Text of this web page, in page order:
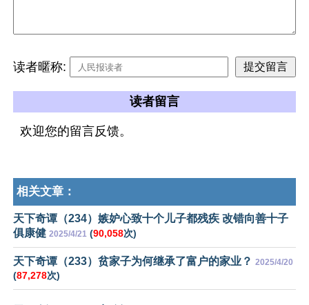
读者暱称:
读者留言
欢迎您的留言反馈。
相关文章：
天下奇谭（234）嫉妒心致十个儿子都残疾 改错向善十子
俱康健 2025/4/21 (90,058次)
天下奇谭（233）贫家子为何继承了富户的家业？ 2025/4/20
(87,278次)